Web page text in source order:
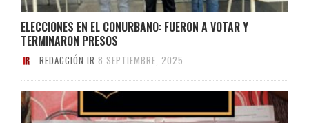
ELECCIONES EN EL CONURBANO: FUERON A VOTAR Y
TERMINARON PRESOS
REDACCIÓN IR 8 SEPTIEMBRE, 2025